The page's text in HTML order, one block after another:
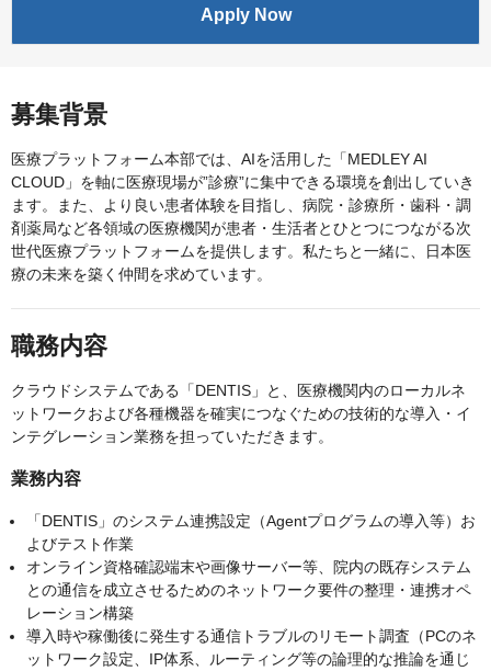
Apply Now
募集背景
医療プラットフォーム本部では、AIを活用した「MEDLEY AI
CLOUD」を軸に医療現場が”診療”に集中できる環境を創出していき
ます。また、より良い患者体験を目指し、病院・診療所・歯科・調
剤薬局など各領域の医療機関が患者・生活者とひとつにつながる次
世代医療プラットフォームを提供します。私たちと一緒に、日本医
療の未来を築く仲間を求めています。
職務内容
クラウドシステムである「DENTIS」と、医療機関内のローカルネ
ットワークおよび各種機器を確実につなぐための技術的な導入・イ
ンテグレーション業務を担っていただきます。
業務内容
「DENTIS」のシステム連携設定（Agentプログラムの導入等）お
よびテスト作業
オンライン資格確認端末や画像サーバー等、院内の既存システム
との通信を成立させるためのネットワーク要件の整理・連携オペ
レーション構築
導入時や稼働後に発生する通信トラブルのリモート調査（PCのネ
ットワーク設定、IP体系、ルーティング等の論理的な推論を通じ